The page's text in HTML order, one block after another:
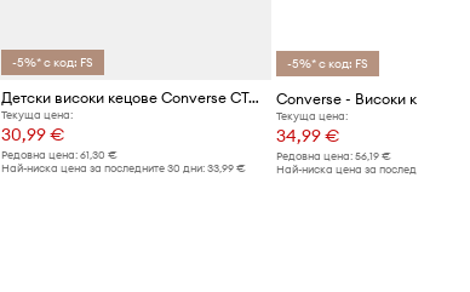
-5%* с код: FS
Детски високи кецове Converse CTAS 1V HI X NARUTO
Текуща цена:
30,99 €
Редовна цена:61,30 €
Най-ниска цена за последните 30 дни:33,99 €
-5%* с код: FS
Converse - Високи кецове
Текуща цена:
34,99 €
Редовна цена: 56,19 €
Най-ниска цена за последните 30